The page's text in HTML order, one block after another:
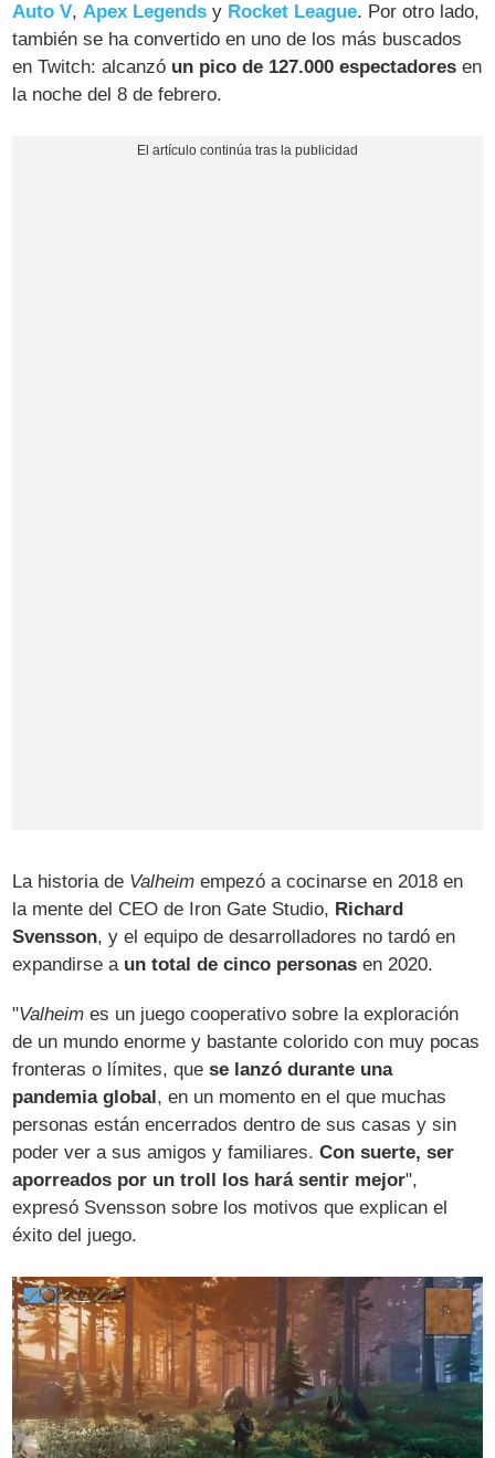
Auto V,Apex Legends y Rocket League. Por otro lado,
también se ha convertido en uno de los más buscados
en Twitch: alcanzó un pico de 127.000 espectadores en
la noche del 8 de febrero.
La historia de Valheim empezó a cocinarse en 2018 en
la mente del CEO de Iron Gate Studio, Richard
Svensson, y el equipo de desarrolladores no tardó en
expandirse a un total de cinco personas en 2020.
"Valheim es un juego cooperativo sobre la exploración
de un mundo enorme y bastante colorido con muy pocas
fronteras o límites, quese lanzó durante una
pandemia global, en un momento en el que muchas
personas están encerrados dentro de sus casas y sin
poder ver a sus amigos y familiares.Con suerte, ser
aporreados por un troll los hará sentir mejor",
expresó Svensson sobre los motivos que explican el
éxito del juego.